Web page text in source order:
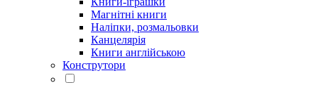
Магнітні книги
Наліпки, розмальовки
Канцелярія
Книги англійською
Конструтори